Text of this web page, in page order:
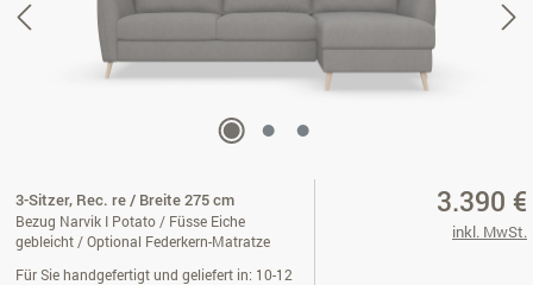
3-Sitzer, Rec. re / Breite 275 cm
Bezug Narvik I Potato / Füsse Eiche
gebleicht / Optional Federkern-Matratze
Für Sie handgefertigt und geliefert in: 10-12
3.390 €
inkl. MwSt.